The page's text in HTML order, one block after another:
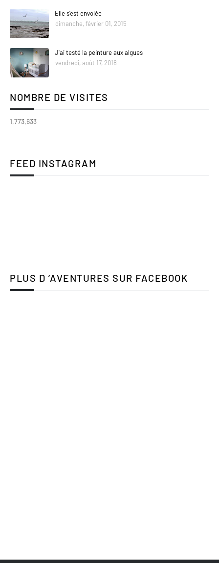
Elle s'est envolée
dimanche, février 01, 2015
J'ai testé la peinture aux algues
vendredi, août 17, 2018
NOMBRE DE VISITES
1,773,633
FEED INSTAGRAM
PLUS D ’AVENTURES SUR FACEBOOK